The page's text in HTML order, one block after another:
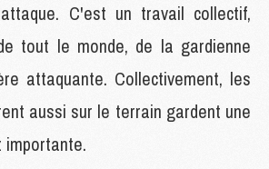
C'est un travail collectif,
tout le monde, de la gardienne
attaquante. Collectivement, les
aussi sur le terrain gardent une
importante.